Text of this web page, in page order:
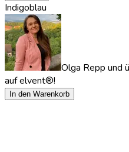
Indigoblau
Olga Repp und
auf elvent®!
In den Warenkorb